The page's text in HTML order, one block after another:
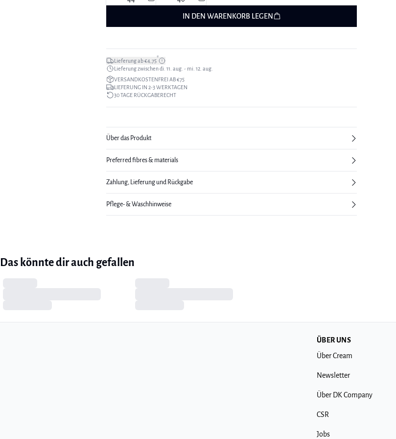
IN DEN WARENKORB LEGEN
Lieferung ab €4,75*
Lieferung zwischen di. 11. aug. - mi. 12. aug.
VERSANDKOSTENFREI AB €75
LIEFERUNG IN 2-3 WERKTAGEN
30 TAGE RÜCKGABERECHT
Über das Produkt
Preferred fibres & materials
Zahlung, Lieferung und Rückgabe
Pflege- & Waschhinweise
Das könnte dir auch gefallen
ÜBER UNS
Über Cream
Newsletter
Über DK Company
CSR
Jobs